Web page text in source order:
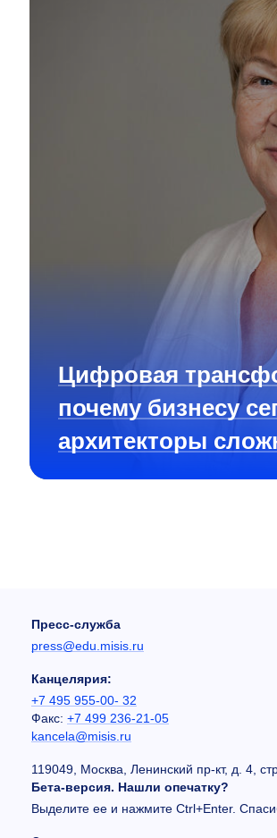
Цифровая
почему бизнесу
архитекторы
Пресс-служба
press@edu.misis.ru
Канцелярия:
+7 495 955-00- 32
Факс: +7 499 236-21-05
kancela@misis.ru
119049, Москва, Ленинский пр-кт, д. 4,
Бета-версия. Нашли опечатку?
Выделите ее и нажмите Ctrl+Enter.